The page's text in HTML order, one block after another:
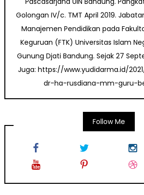
Golongan IV/c. TMT April 2019.
Manajemen Pendidikan pada
Keguruan (FTK) Universitas Islam
Gunung Djati Bandung. Sejak 27
Juga: https://www.yudidarma.id/
dr-ha-rusdiana-mm-guru-
Follow Me